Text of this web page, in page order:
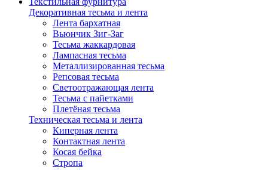
Декоративная тесьма и лента
Лента бархатная
Вьюнчик Зиг-Заг
Тесьма жаккардовая
Лампасная тесьма
Металлизированная тесьма
Репсовая тесьма
Светоотражающая лента
Тесьма с пайетками
Плетёная тесьма
Техническая тесьма и лента
Киперная лента
Контактная лента
Косая бейка
Стропа